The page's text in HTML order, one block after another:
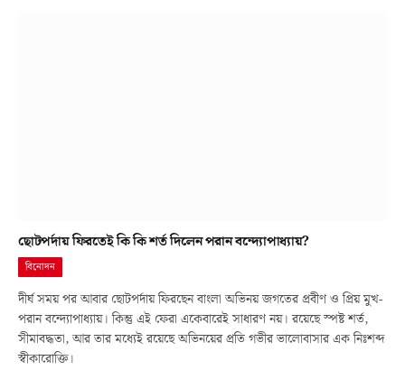
ছোটপর্দায় ফিরতেই কি কি শর্ত দিলেন পরান বন্দ্যোপাধ্যায়?
বিনোদন
দীর্ঘ সময় পর আবার ছোটপর্দায় ফিরছেন বাংলা অভিনয় জগতের প্রবীণ ও প্রিয় মুখ-
পরান বন্দ্যোপাধ্যায়। কিন্তু এই ফেরা একেবারেই সাধারণ নয়। রয়েছে স্পষ্ট শর্ত,
সীমাবদ্ধতা, আর তার মধ্যেই রয়েছে অভিনয়ের প্রতি গভীর ভালোবাসার এক নিঃশব্দ
স্বীকারোক্তি।